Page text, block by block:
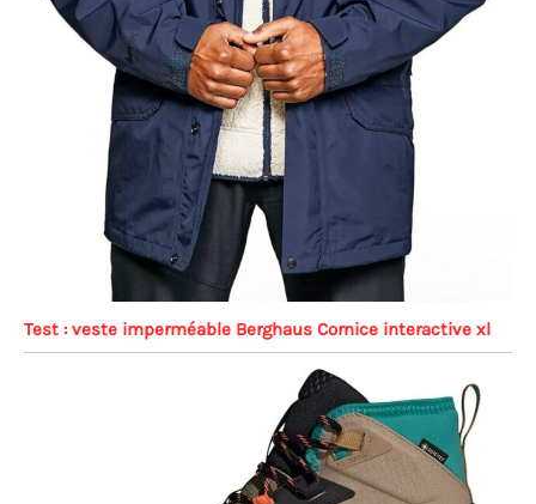
Test : veste imperméable Berghaus Cornice interactive xl